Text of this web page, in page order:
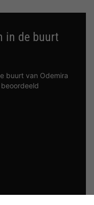
in de buurt
buurt van Odemira